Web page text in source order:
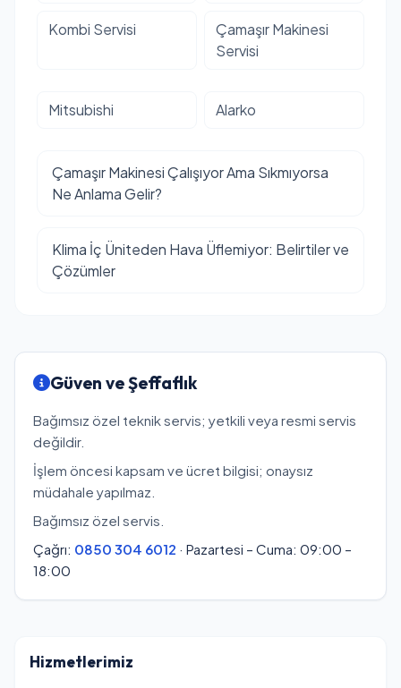
Kombi Servisi
Çamaşır Makinesi
Servisi
Mitsubishi Alarko
Çamaşır Makinesi Çalışıyor Ama Sıkmıyorsa
Ne Anlama Gelir?
Klima İç Üniteden Hava Üflemiyor: Belirtiler ve
Çözümler
Güven ve Şeffaflık
Bağımsız özel teknik servis; yetkili veya resmi servis
değildir.
İşlem öncesi kapsam ve ücret bilgisi; onaysız
müdahale yapılmaz.
Bağımsız özel servis.
Çağrı: 0850 304 6012 · Pazartesi – Cuma: 09:00 –
18:00
Hizmetlerimiz